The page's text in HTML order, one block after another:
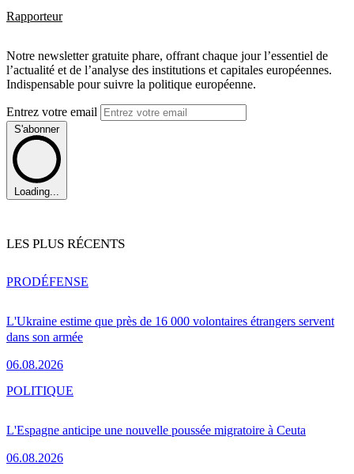
Rapporteur
Notre newsletter gratuite phare, offrant chaque jour l’essentiel de
l’actualité et de l’analyse des institutions et capitales européennes.
Indispensable pour suivre la politique européenne.
Entrez votre email
S'abonner
Loading...
LES PLUS RÉCENTS
L'Ukraine estime que près de 16 000 volontaires étrangers servent
dans son armée
06.08.2026
PRODÉFENSE
L'Espagne anticipe une nouvelle poussée migratoire à Ceuta
06.08.2026
POLITIQUE